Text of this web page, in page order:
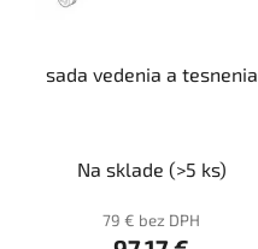
sada vedenia a tesnenia
Na sklade (>5 ks)
79 € bez DPH